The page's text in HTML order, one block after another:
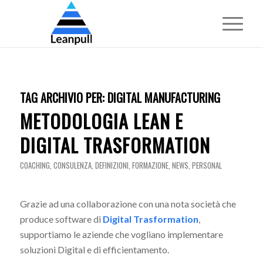
TAG ARCHIVIO PER: DIGITAL MANUFACTURING
METODOLOGIA LEAN E
DIGITAL TRASFORMATION
COACHING, CONSULENZA, DEFINIZIONI, FORMAZIONE, NEWS, PERSONAL
Grazie ad una collaborazione con una nota società che
produce software di Digital Trasformation
supportiamo le aziende che vogliano implementare
soluzioni Digital e di efficientamento.